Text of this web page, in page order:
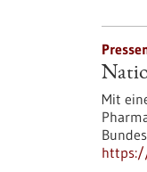
Mit